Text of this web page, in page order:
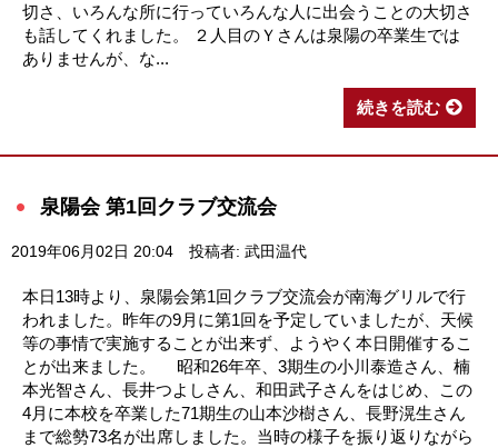
切さ、いろんな所に行っていろんな人に出会うことの大切さ
も話してくれました。 ２人目のＹさんは泉陽の卒業生では
ありませんが、な...
続きを読む
泉陽会 第1回クラブ交流会
2019年06月02日 20:04 投稿者: 武田温代
本日13時より、泉陽会第1回クラブ交流会が南海グリルで行
われました。昨年の9月に第1回を予定していましたが、天候
等の事情で実施することが出来ず、ようやく本日開催するこ
とが出来ました。 昭和26年卒、3期生の小川泰造さん、楠
本光智さん、長井つよしさん、和田武子さんをはじめ、この
4月に本校を卒業した71期生の山本沙樹さん、長野滉生さん
まで総勢73名が出席しました。当時の様子を振り返りながら